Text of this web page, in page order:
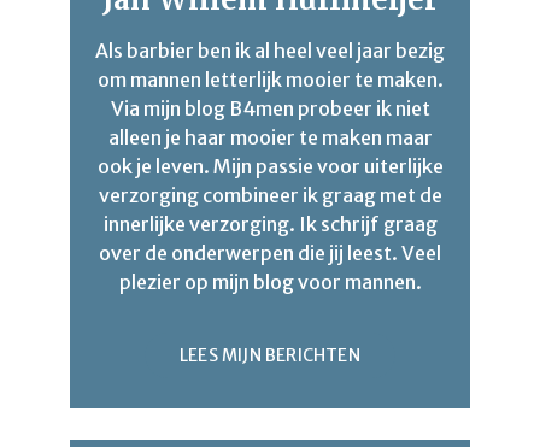
Als barbier ben ik al heel veel jaar bezig
om mannen letterlijk mooier te maken.
Via mijn blog B4men probeer ik niet
alleen je haar mooier te maken maar
ook je leven. Mijn passie voor uiterlijke
verzorging combineer ik graag met de
innerlijke verzorging. Ik schrijf graag
over de onderwerpen die jij leest. Veel
plezier op mijn blog voor mannen.
LEES MIJN BERICHTEN